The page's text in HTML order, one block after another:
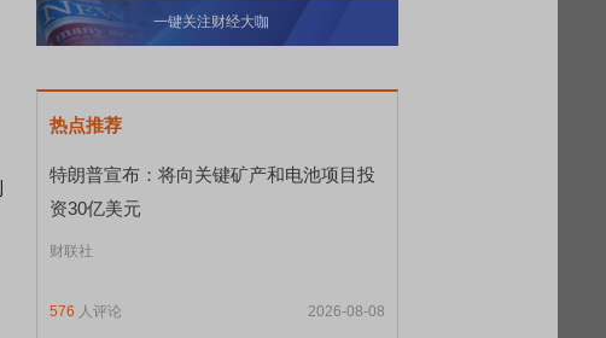
一键关注财经大咖
热点推荐
特朗普宣布：将向关键矿产和电池项目投
资30亿美元
财联社
576 人评论 2026-08-08